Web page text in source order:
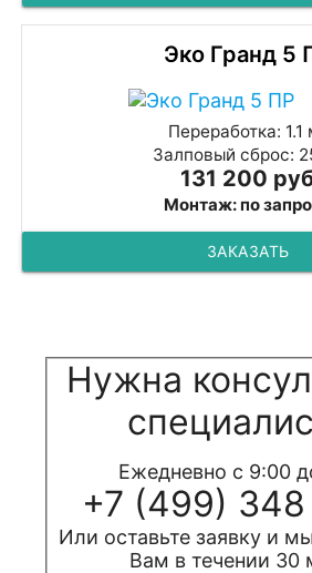
Эко Гранд 5
Переработка: 1.1
Залповый сброс:
131 200
Монтаж: по
ЗАКАЗАТЬ
Нужна
Ежедневно с 9:00
+7 (499)
Или оставьте заявку и
Вам в течении 30